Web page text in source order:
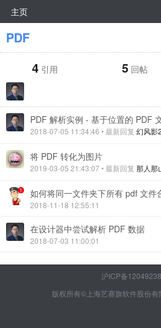
主页
PDF
4 引用 5 回帖
PDF 解析实例 - 基于位置的 PDF
2018-07-05 11:34:46 • 最新回复 幻风影
将 PDF 转化为图片
2019-03-05 21:43:07 • 最新回复 那人那
2018-11-18 12:55:11
在设计器中尝试解析 PDF 数据
2018-07-03 11:00:01
沪ICP备
版权所有©上海艺赛旗软件股份